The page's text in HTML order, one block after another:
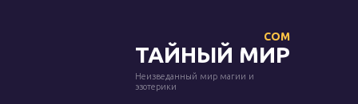
ТАЙНЫЙ МИР
COM
Неизведанный мир магии и
эзотерики